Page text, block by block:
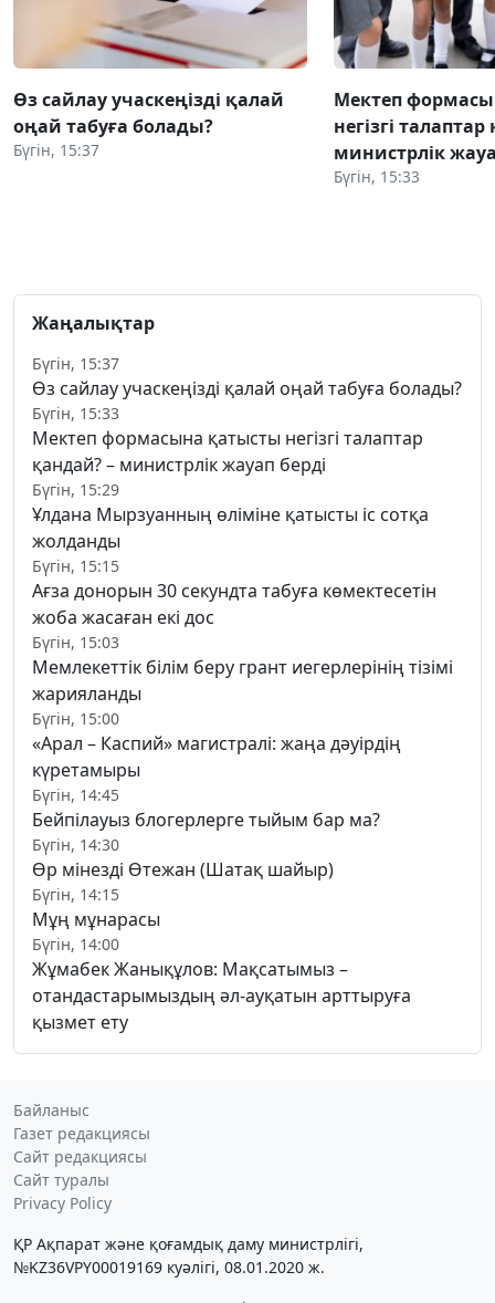
Өз сайлау учаскеңізді қалай
оңай табуға болады?
Бүгін, 15:37
Мектеп
негізгі
министрлік
Бүгін, 15:33
Жаңалықтар
Бүгін, 15:37
Өз сайлау учаскеңізді қалай оңай табуға болады?
Бүгін, 15:33
Мектеп формасына қатысты негізгі талаптар
қандай? – министрлік жауап берді
Бүгін, 15:29
Ұлдана Мырзуанның өліміне қатысты іс сотқа
жолданды
Бүгін, 15:15
Ағза донорын 30 секундта табуға көмектесетін
жоба жасаған екі дос
Бүгін, 15:03
Мемлекеттік білім беру грант иегерлерінің тізімі
жарияланды
Бүгін, 15:00
«Арал – Каспий» магистралі: жаңа дәуірдің
күретамыры
Бүгін, 14:45
Бейпілауыз блогерлерге тыйым бар ма?
Бүгін, 14:30
Өр мінезді Өтежан (Шатақ шайыр)
Бүгін, 14:15
Мұң мұнарасы
Бүгін, 14:00
Жұмабек Жанықұлов: Мақсатымыз –
отандастарымыздың әл-ауқатын арттыруға
қызмет ету
Байланыс
Газет редакциясы
Сайт редакциясы
Сайт туралы
Privacy Policy
ҚР Ақпарат және қоғамдық даму министрлігі,
№KZ36VPY00019169 куәлігі, 08.01.2020 ж.